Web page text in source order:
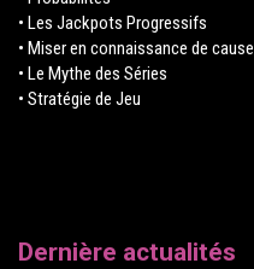
• Les Jackpots Progressifs
• Miser en connaissance de cause
• Le Mythe des Séries
• Stratégie de Jeu
Dernière actualités